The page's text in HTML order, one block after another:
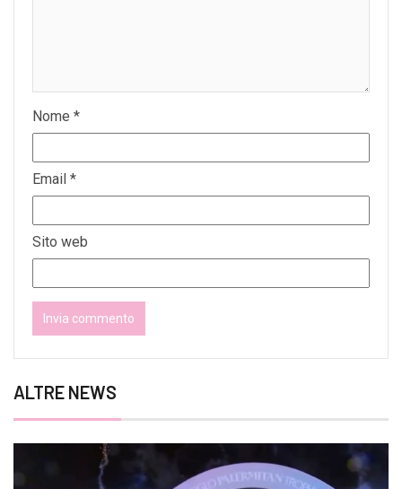
Nome *
Email *
Sito web
ALTRE NEWS